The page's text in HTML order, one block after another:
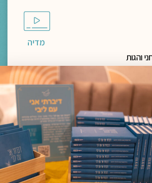
מדיה
והגות
עם הנסיך הקטן | חברות מחיה
הלב
הולצר
>